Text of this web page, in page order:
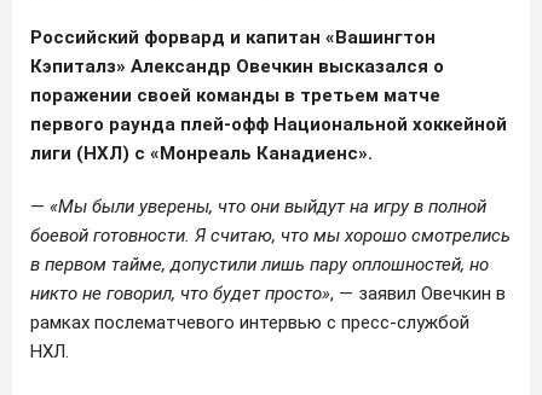
Российский форвард и капитан «Вашингтон
Кэпиталз» Александр Овечкин высказался о
поражении своей команды в третьем матче
первого раунда плей-офф Национальной хоккейной
лиги (НХЛ) с «Монреаль Канадиенс».
— «Мы были уверены, что они выйдут на игру в полной
боевой готовности. Я считаю, что мы хорошо смотрелись
в первом тайме, допустили лишь пару оплошностей, но
никто не говорил, что будет просто», — заявил Овечкин в
рамках послематчевого интервью с пресс-службой
НХЛ.